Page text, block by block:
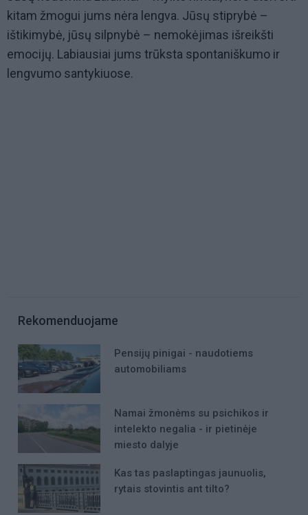
kitam žmogui jums nėra lengva. Jūsų stiprybė –
ištikimybė, jūsų silpnybė – nemokėjimas išreikšti
emocijų. Labiausiai jums trūksta spontaniškumo ir
lengvumo santykiuose.
Rekomenduojame
Pensijų pinigai - naudotiems
automobiliams
Namai žmonėms su psichikos ir
intelekto negalia - ir pietinėje
miesto dalyje
Kas tas paslaptingas jaunuolis,
rytais stovintis ant tilto?